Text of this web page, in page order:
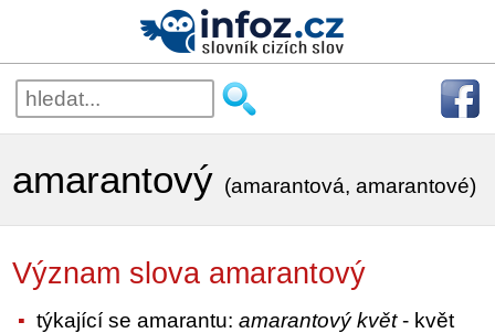
amarantový (amarantová, amarantové)
Význam slova amarantový
týkající se amarantu:amarantový květ- květ